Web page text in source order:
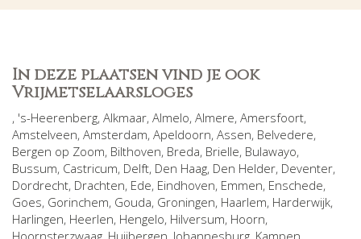
In deze plaatsen vind je ook
Vrijmetselaarsloges
, 's-Heerenberg, Alkmaar, Almelo, Almere, Amersfoort,
Amstelveen, Amsterdam, Apeldoorn, Assen, Belvedere,
Bergen op Zoom, Bilthoven, Breda, Brielle, Bulawayo,
Bussum, Castricum, Delft, Den Haag, Den Helder, Deventer,
Dordrecht, Drachten, Ede, Eindhoven, Emmen, Enschede,
Goes, Gorinchem, Gouda, Groningen, Haarlem, Harderwijk,
Harlingen, Heerlen, Hengelo, Hilversum, Hoorn,
Hoornsterzwaag, Huijbergen, Johannesburg, Kampen,